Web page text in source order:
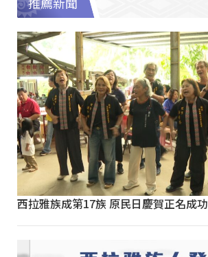
推薦新聞
西拉雅族成第17族 原民日慶賀正名成功